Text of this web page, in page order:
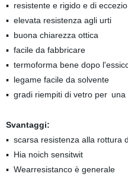
▪ resistente e rigido e di
▪ elevata resistenza agli urti
▪ buona chiarezza ottica
▪ facile da fabbricare
▪ termoforma bene dopo
▪ legame facile da solvente
▪ gradi riempiti di vetro per una
Svantaggi:
▪ scarsa resistenza alla rottura
▪ Hia noich sensitwit
▪ Wearresistanco è generale